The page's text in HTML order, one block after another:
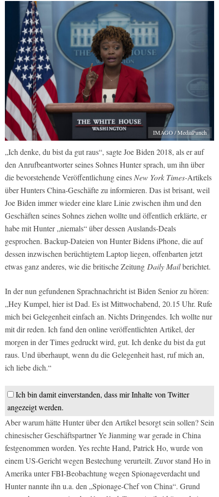
IMAGO / MediaPunch
„Ich denke, du bist da gut raus“, sagte Joe Biden 2018, als er auf
den Anrufbeantworter seines Sohnes Hunter sprach, um ihn über
die bevorstehende Veröffentlichung einesNew York Times-Artikels
über Hunters China-Geschäfte zu informieren. Das ist brisant, weil
Joe Biden immer wieder eine klare Linie zwischen ihm und den
Geschäften seines Sohnes ziehen wollte und öffentlich erklärte, er
habe mit Hunter „niemals“ über dessen Auslands-Deals
gesprochen. Backup-Dateien von Hunter Bidens iPhone, die auf
dessen inzwischen berüchtigtem Laptop liegen, offenbarten jetzt
etwas ganz anderes, wie die britische Zeitung Daily Mailberichtet.
In der nun gefundenen Sprachnachricht ist Biden Senior zu hören:
„Hey Kumpel, hier ist Dad. Es ist Mittwochabend, 20.15 Uhr. Rufe
mich bei Gelegenheit einfach an. Nichts Dringendes. Ich wollte nur
mit dir reden. Ich fand den online veröffentlichten Artikel, der
morgen in der Times gedruckt wird, gut. Ich denke du bist da gut
raus. Und überhaupt, wenn du die Gelegenheit hast, ruf mich an,
ich liebe dich.“
Ich bin damit einverstanden, dass mir Inhalte von Twitter
angezeigt werden.
Aber warum hätte Hunter über den Artikel besorgt sein sollen? Sein
chinesischer Geschäftspartner Ye Jianming war gerade in China
festgenommen worden. Yes rechte Hand, Patrick Ho, wurde von
einem US-Gericht wegen Bestechung verurteilt. Zuvor stand Ho in
Amerika unter FBI-Beobachtung wegen Spionageverdacht und
Hunter nannte ihn u.a. den „Spionage-Chef von China“. Grund